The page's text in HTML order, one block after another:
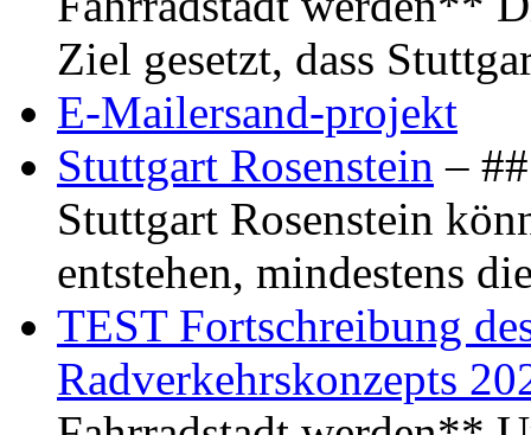
Ziel gesetzt, dass
E-Mailersand-projekt
Stuttgart Rosenstein –
Stuttgart Rosenstein
entstehen, mindestens
TEST Fortschreibung
Radverkehrskonzepts